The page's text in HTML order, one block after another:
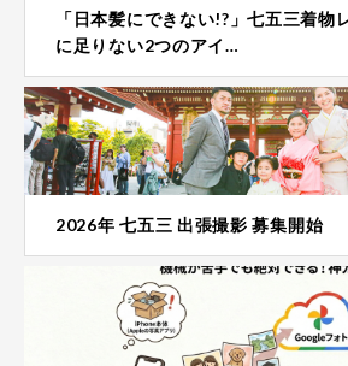
「日本髪にできない!?」七五三着物
に足りない2つのアイ…
2026年 七五三 出張撮影 募集開始